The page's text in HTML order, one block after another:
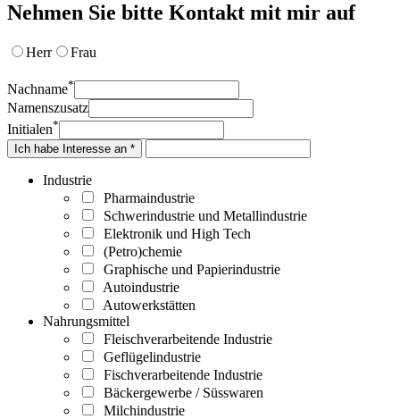
Nehmen Sie bitte Kontakt mit mir auf
Herr Frau
Nachname*
Namenszusatz
Initialen*
Ich habe Interesse an *
Industrie
Pharmaindustrie
Schwerindustrie und Metallindustrie
Elektronik und High Tech
(Petro)chemie
Graphische und Papierindustrie
Autoindustrie
Autowerkstätten
Nahrungsmittel
Fleischverarbeitende Industrie
Geflügelindustrie
Fischverarbeitende Industrie
Bäckergewerbe / Süsswaren
Milchindustrie